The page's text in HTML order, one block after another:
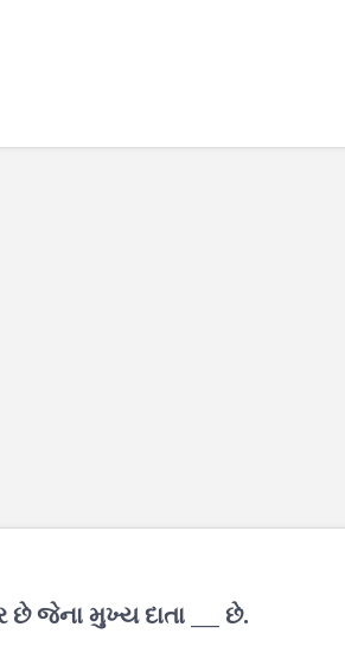
છે જેના મુખ્ય દાતા ___ છે.